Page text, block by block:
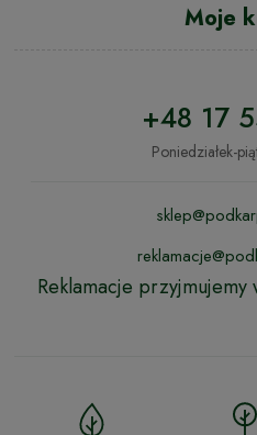
Moje
+48 17
Poniedziałek-
Reklamacje przyjmujemy